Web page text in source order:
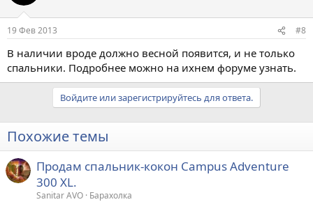
19 Фев 2013 #8
В наличии вроде должно весной появится, и не только
спальники. Подробнее можно на ихнем форуме узнать.
Войдите или зарегистрируйтесь для ответа.
Похожие темы
Продам спальник-кокон Campus Adventure
300 XL.
Sanitar AVO Барахолка